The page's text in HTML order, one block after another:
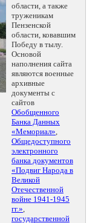
области, а также
труженикам
Пензенской
области, ковавшим
Победу в тылу.
Основой
наполнения сайта
являются военные
архивные
документы с
сайтов
Обобщенного
Банка Данных
«Мемориал»,
Общедоступного
электронного
банка документов
«Подвиг Народа в
Великой
Отечественной
войне 1941-1945
гг.»,
государственной